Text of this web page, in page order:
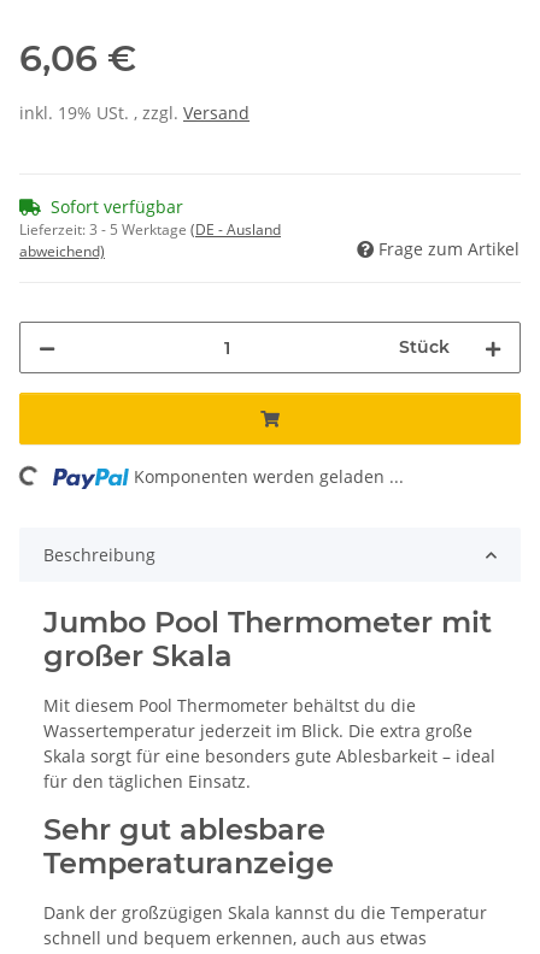
6,06 €
inkl. 19% USt. , zzgl. Versand
Sofort verfügbar
Lieferzeit:3 - 5 Werktage (DE - Ausland
abweichend)
Frage zum Artikel
Stück
Komponenten werden geladen ...
Beschreibung
Jumbo Pool Thermometer mit
großer Skala
Mit diesem Pool Thermometer behältst du die
Wassertemperatur jederzeit im Blick. Die extra große
Skala sorgt für eine besonders gute Ablesbarkeit – ideal
für den täglichen Einsatz.
Sehr gut ablesbare
Temperaturanzeige
Dank der großzügigen Skala kannst du die Temperatur
schnell und bequem erkennen, auch aus etwas